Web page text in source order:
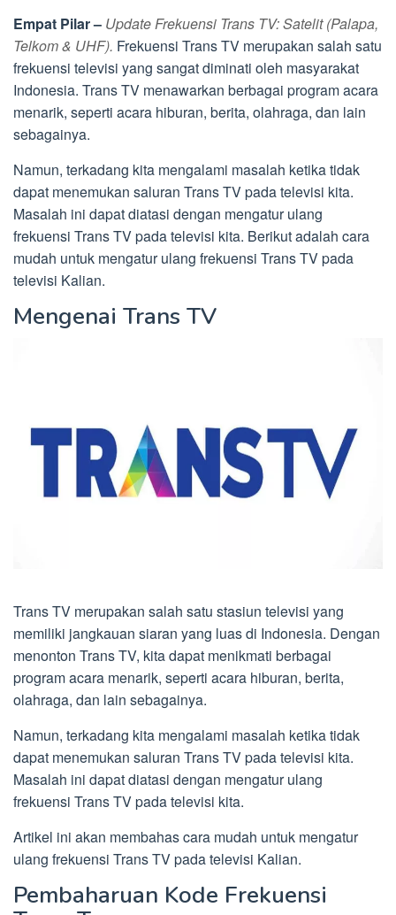
Empat Pilar – Update Frekuensi Trans TV: Satelit (Palapa,
Telkom & UHF). Frekuensi Trans TV merupakan salah satu
frekuensi televisi yang sangat diminati oleh masyarakat
Indonesia. Trans TV menawarkan berbagai program acara
menarik, seperti acara hiburan, berita, olahraga, dan lain
sebagainya.
Namun, terkadang kita mengalami masalah ketika tidak
dapat menemukan saluran Trans TV pada televisi kita.
Masalah ini dapat diatasi dengan mengatur ulang
frekuensi Trans TV pada televisi kita. Berikut adalah cara
mudah untuk mengatur ulang frekuensi Trans TV pada
televisi Kalian.
Mengenai Trans TV
Trans TV merupakan salah satu stasiun televisi yang
memiliki jangkauan siaran yang luas di Indonesia. Dengan
menonton Trans TV, kita dapat menikmati berbagai
program acara menarik, seperti acara hiburan, berita,
olahraga, dan lain sebagainya.
Namun, terkadang kita mengalami masalah ketika tidak
dapat menemukan saluran Trans TV pada televisi kita.
Masalah ini dapat diatasi dengan mengatur ulang
frekuensi Trans TV pada televisi kita.
Artikel ini akan membahas cara mudah untuk mengatur
ulang frekuensi Trans TV pada televisi Kalian.
Pembaharuan Kode Frekuensi